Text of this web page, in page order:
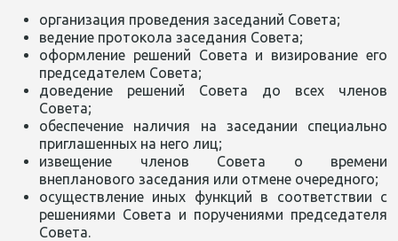
организация проведения заседаний Совета;
ведение протокола заседания Совета;
оформление решений Совета и визирование его
председателем Совета;
доведение решений Совета до всех членов
Совета;
обеспечение наличия на заседании специально
приглашенных на него лиц;
извещение членов Совета о времени
внепланового заседания или отмене очередного;
осуществление иных функций в соответствии с
решениями Совета и поручениями председателя
Совета.